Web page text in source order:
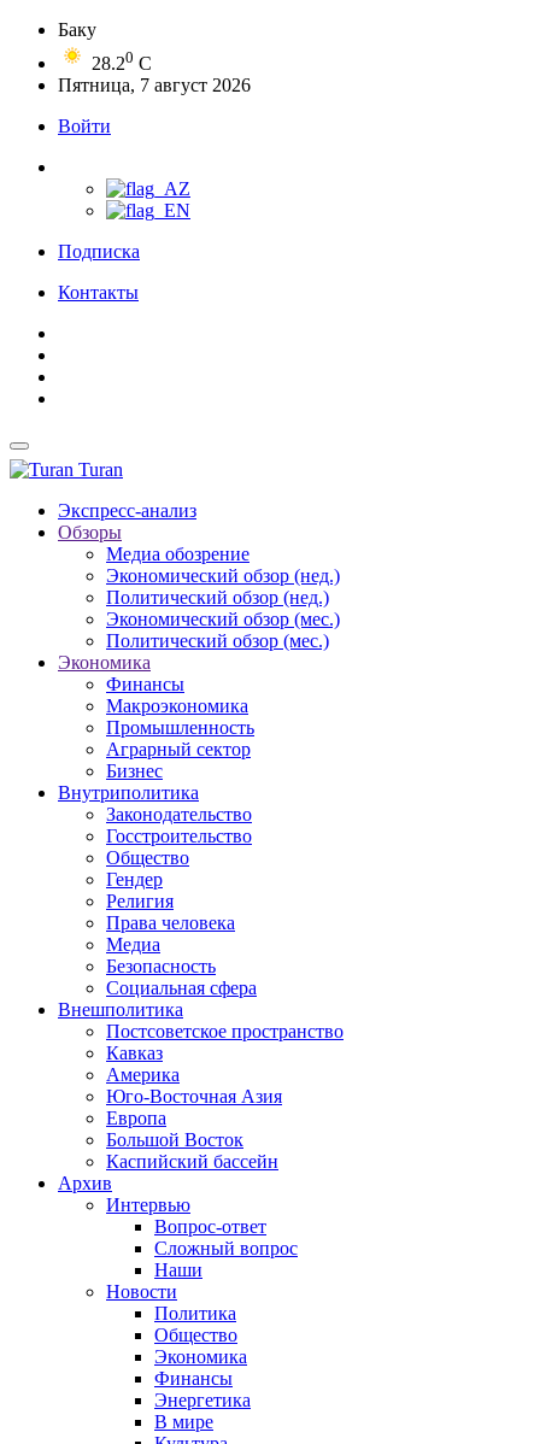
Баку
28.20 C
Пятница, 7 август 2026
Войти
Подписка
Контакты
Turan
Экспресс-анализ
Обзоры
Медиа обозрение
Экономический обзор (нед.)
Политический обзор (нед.)
Экономический обзор (мес.)
Политический обзор (мес.)
Экономика
Финансы
Макроэкономика
Промышленность
Аграрный сектор
Бизнес
Внутриполитика
Законодательство
Госстроительство
Общество
Гендер
Религия
Права человека
Медиа
Безопасность
Социальная сфера
Внешполитика
Постсоветское пространство
Кавказ
Америка
Юго-Восточная Азия
Европа
Большой Восток
Каспийский бассейн
Архив
Интервью
Вопрос-ответ
Сложный вопрос
Наши
Новости
Политика
Общество
Экономика
Финансы
Энергетика
В мире